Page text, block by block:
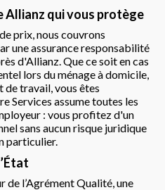
Allianz qui vous protège
prix, nous couvrons
une assurance responsabilité
d'Allianz. Que ce soit en cas
lors du ménage à domicile,
travail, vous êtes
Services assume toutes les
: vous profitez d'un
sans aucun risque juridique
particulier.
de l’Agrément Qualité, une